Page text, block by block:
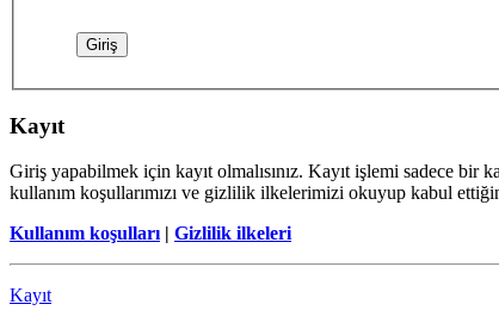
Kayıt
Giriş yapabilmek için kayıt olmalısınız. Kayıt işlemi sadece bir
kullanım koşullarımızı ve gizlilik ilkelerimizi okuyup kabul
Kullanım koşulları | Gizlilik ilkeleri
Kayıt